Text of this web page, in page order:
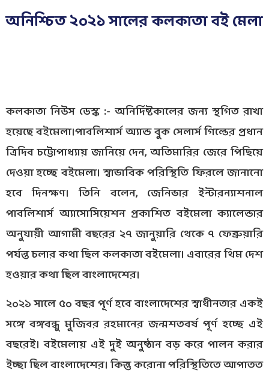
অনিশ্চিত ২০২১ সালের কলকাতা বই মেলা
কলকাতা নিউস ডেস্ক :- অনির্দিষ্টকালের জন্য স্থগিত রাখা
হয়েছে বইমেলা।পাবলিশার্স অ্যান্ড বুক সেলার্স গিল্ডের প্রধান
ত্রিদিব চট্টোপাধ্যায় জানিয়ে দেন, অতিমারির জেরে পিছিয়ে
দেওয়া হচ্ছে বইমেলা। স্বাভাবিক পরিস্থিতি ফিরলে জানানো
হবে দিনক্ষণ। তিনি বলেন, জেনিভার ইন্টারন্যাশনাল
পাবলিশার্স অ্যাসোসিয়েশন প্রকাশিত বইমেলা ক্যালেন্ডার
অনুযায়ী আগামী বছরের ২৭ জানুয়ারি থেকে ৭ ফেব্রুয়ারি
পর্যন্ত চলার কথা ছিল কলকাতা বইমেলা। এবারের থিম দেশ
হওয়ার কথা ছিল বাংলাদেশের।
২০২১ সালে ৫০ বছর পূর্ণ হবে বাংলাদেশের স্বাধীনতার একই
সঙ্গে বঙ্গবন্ধু মুজিবর রহমানের জন্মশতবর্ষ পূর্ণ হচ্ছে এই
বছরেই। বইমেলায় এই দুই অনুষ্ঠান বড় করে পালন করার
ইচ্ছা ছিল বাংলাদেশের। কিন্তু করোনা পরিস্থিতিতে আপাতত